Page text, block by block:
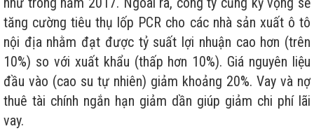
tăng cường tiêu thụ lốp PCR cho các nhà sản xuất ô tô
nội địa nhằm đạt được tỷ suất lợi nhuận cao hơn (trên
10%) so với xuất khẩu (thấp hơn 10%). Giá nguyên liệu
đầu vào (cao su tự nhiên) giảm khoảng 20%. Vay và nợ
thuê tài chính ngắn hạn giảm dần giúp giảm chi phí lãi
vay.